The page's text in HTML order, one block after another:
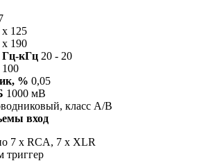
x 125
x 190
Гц-кГц 20 - 20
100
% 0,05
1000 мВ
класс A/B
вход
7 х RCA, 7 х XLR
триггер